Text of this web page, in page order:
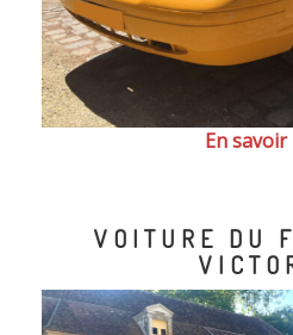
En savoir
VOITURE DU